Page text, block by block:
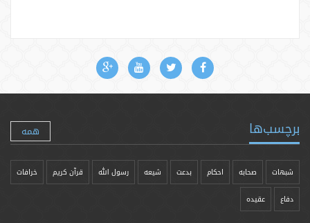
برچسب‌ها همه
شبهات صحابه احکام بدعت شیعه رسول الله قرآن کریم خرافات
دفاع عقیده